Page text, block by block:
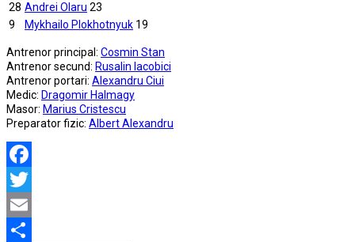
28 Andrei Olaru 23
9
Mykhailo Plokhotnyuk 19
Antrenor principal: Cosmin Stan
Antrenor secund: Rusalin Iacobici
Antrenor portari: Alexandru Ciui
Medic: Dragomir Halmagy
Masor: Marius Cristescu
Preparator fizic: Albert Alexandru
Facebook
Twitter
Email